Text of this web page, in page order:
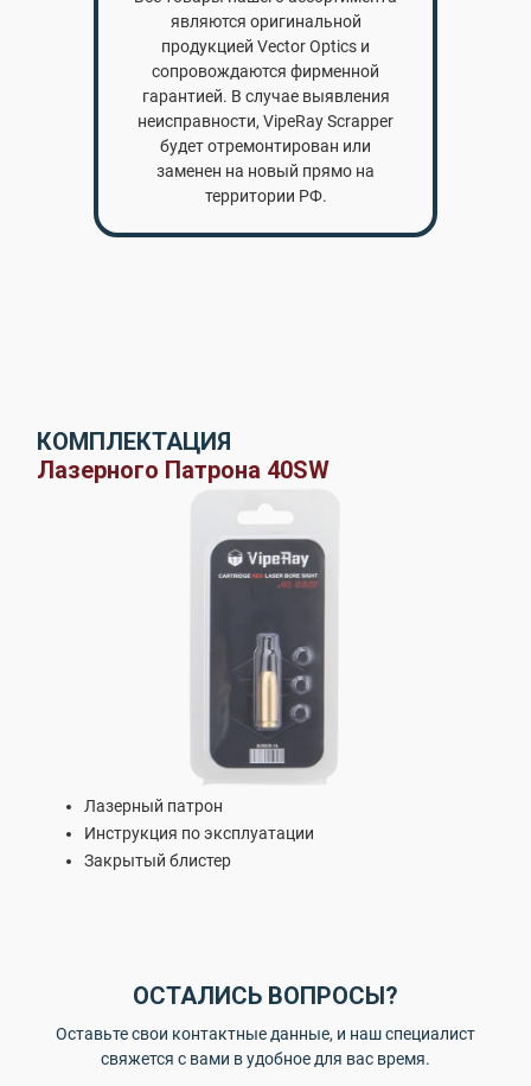
являются оригинальной
продукцией Vector Optics и
сопровождаются фирменной
гарантией. В случае выявления
неисправности, VipeRay Scrapper
будет отремонтирован или
заменен на новый прямо на
территории РФ.
КОМПЛЕКТАЦИЯ
Лазерного Патрона 40SW
Лазерный патрон
Инструкция по эксплуатации
Закрытый блистер
ОСТАЛИСЬ ВОПРОСЫ?
Оставьте свои контактные данные, и наш специалист
свяжется с вами в удобное для вас время.